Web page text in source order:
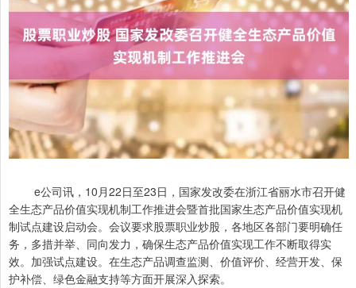
e公司讯，10月22日至23日，国家发改委在浙江省丽水市召开健
全生态产品价值实现机制工作推进会暨首批国家生态产品价值实现机
制试点建设启动会。会议要求股票职业炒股，各地区各部门要明确任
务，多措并举、同向发力，确保生态产品价值实现工作不断取得实
效。加强试点建设。在生态产品调查监测、价值评价、经营开发、保
护补偿、绿色金融支持等方面开展深入探索。